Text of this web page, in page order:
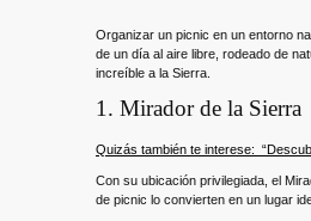
Organizar un picnic en un entorno
de un día al aire libre, rodeado de
increíble a la Sierra.
1. Mirador de la Sierra
Quizás también te interese:
Con su ubicación privilegiada, el
de picnic lo convierten en un lugar